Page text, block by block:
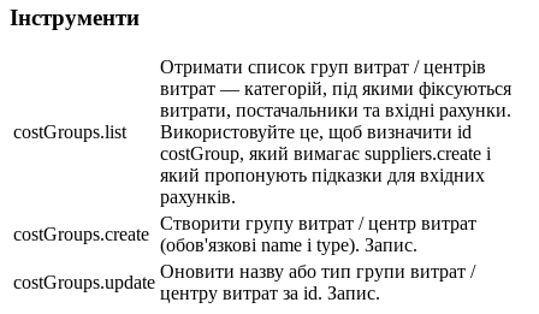
Інструменти
costGroups.list
Отримати список груп витрат / центрів
витрат — категорій, під якими фіксуються
витрати, постачальники та вхідні рахунки.
Використовуйте це, щоб визначити id
costGroup, який вимагає suppliers.create і
який пропонують підказки для вхідних
рахунків.
costGroups.create
Створити групу витрат / центр витрат
(обов'язкові name і type). Запис.
costGroups.update
Оновити назву або тип групи витрат /
центру витрат за id. Запис.